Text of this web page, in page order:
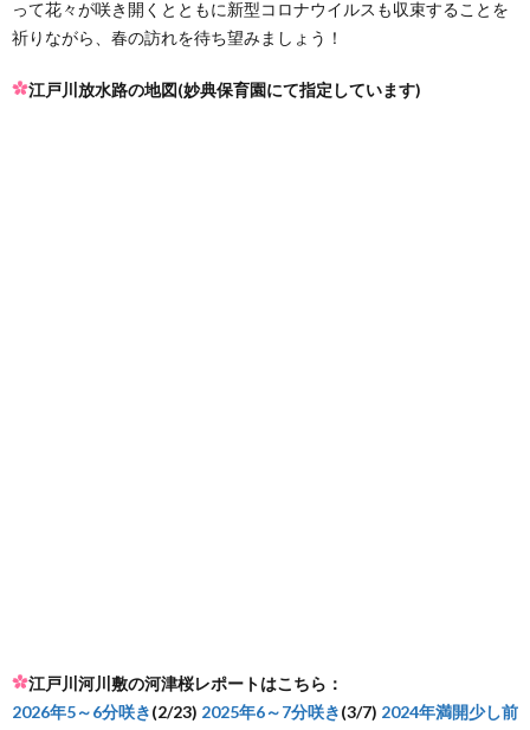
って花々が咲き開くとともに新型コロナウイルスも収束することを
祈りながら、春の訪れを待ち望みましょう！
江戸川放水路の地図(妙典保育園にて指定しています)
江戸川河川敷の河津桜レポートはこちら：
2026年5～6分咲き(2/23) 2025年6～7分咲き(3/7) 2024年満開少し前